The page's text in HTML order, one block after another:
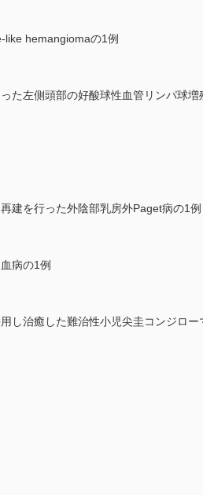
hemangiomaの1例
た左側頭部の好酸球性血管リンパ球増
建を行った外陰部乳房外Paget病の1例
病の1例
し治癒した難治性小児尖圭コンジロー